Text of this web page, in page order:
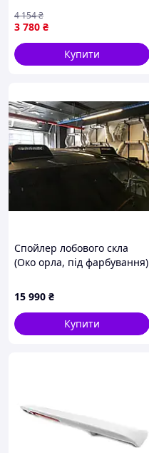
3 780 ₴
4 154₴
Купити
Спойлер лобового скла
(Око орла, під фарбування)
2020 рр
15 990 ₴
Купити